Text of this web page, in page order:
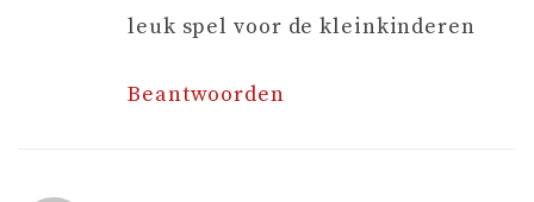
leuk spel voor de kleinkinderen
Beantwoorden